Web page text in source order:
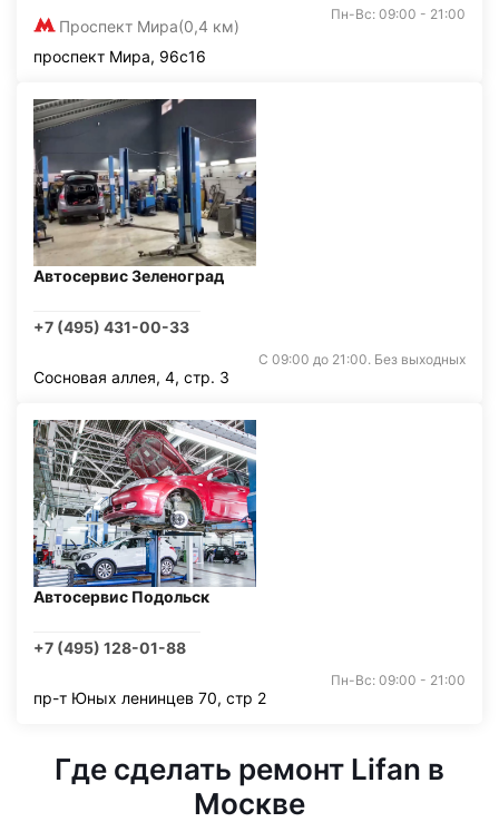
Проспект Мира(0,4 км)
Пн-Вс: 09:00 - 21:00
проспект Мира, 96с16
Автосервис Зеленоград
+7 (495) 431-00-33
С 09:00 до 21:00. Без выходных
Сосновая аллея, 4, стр. 3
Автосервис Подольск
+7 (495) 128-01-88
Пн-Вс: 09:00 - 21:00
пр-т Юных ленинцев 70, стр 2
Где сделать ремонт Lifan в
Москве